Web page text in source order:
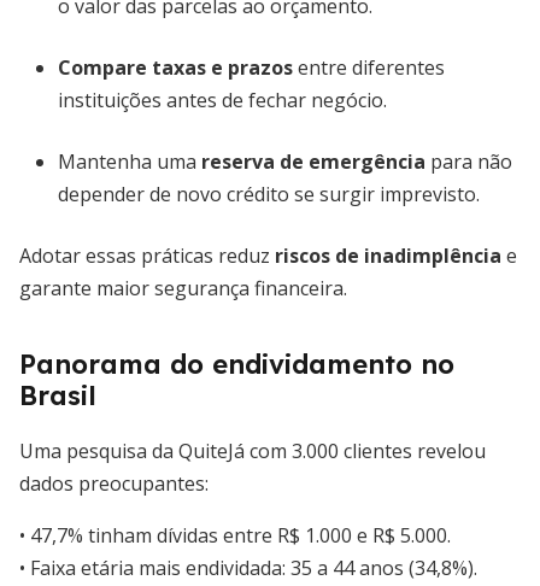
o valor das parcelas ao orçamento.
Compare taxas e prazosentre diferentes
instituições antes de fechar negócio.
Mantenha uma reserva de emergência para não
depender de novo crédito se surgir imprevisto.
Adotar essas práticas reduz riscos de inadimplência e
garante maior segurança financeira.
Panorama do endividamento no
Brasil
Uma pesquisa da QuiteJá com 3.000 clientes revelou
dados preocupantes:
• 47,7% tinham dívidas entre R$ 1.000 e R$ 5.000.
• Faixa etária mais endividada: 35 a 44 anos (34,8%).